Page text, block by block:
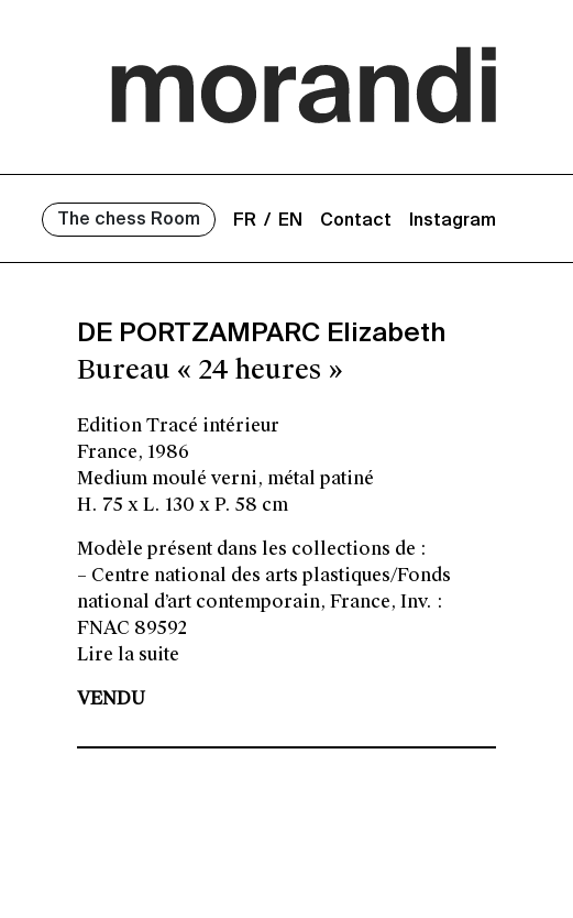
The chess Room FR EN Contact Instagram
DE PORTZAMPARC Elizabeth
Bureau « 24 heures »
Edition Tracé intérieur
France, 1986
Medium moulé verni, métal patiné
H. 75 x L. 130 x P. 58 cm
Modèle présent dans les collections de :
– Centre national des arts plastiques/Fonds
national d’art contemporain, France, Inv. :
FNAC 89592
Lire la suite
VENDU